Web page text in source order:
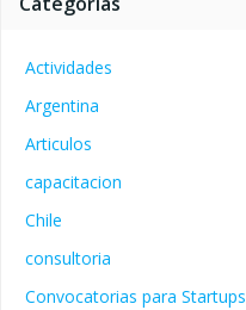
Actividades
Argentina
Articulos
capacitacion
Chile
consultoria
Convocatorias para Startups